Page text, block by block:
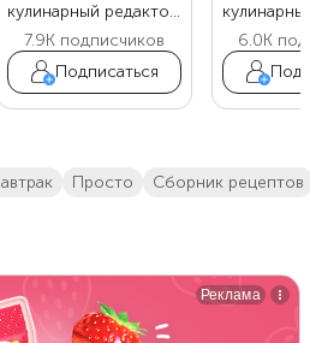
кулинарный редактор Food.ru
7.9K подписчиков
Подписаться
6.0K
завтрак просто сборник рецептов